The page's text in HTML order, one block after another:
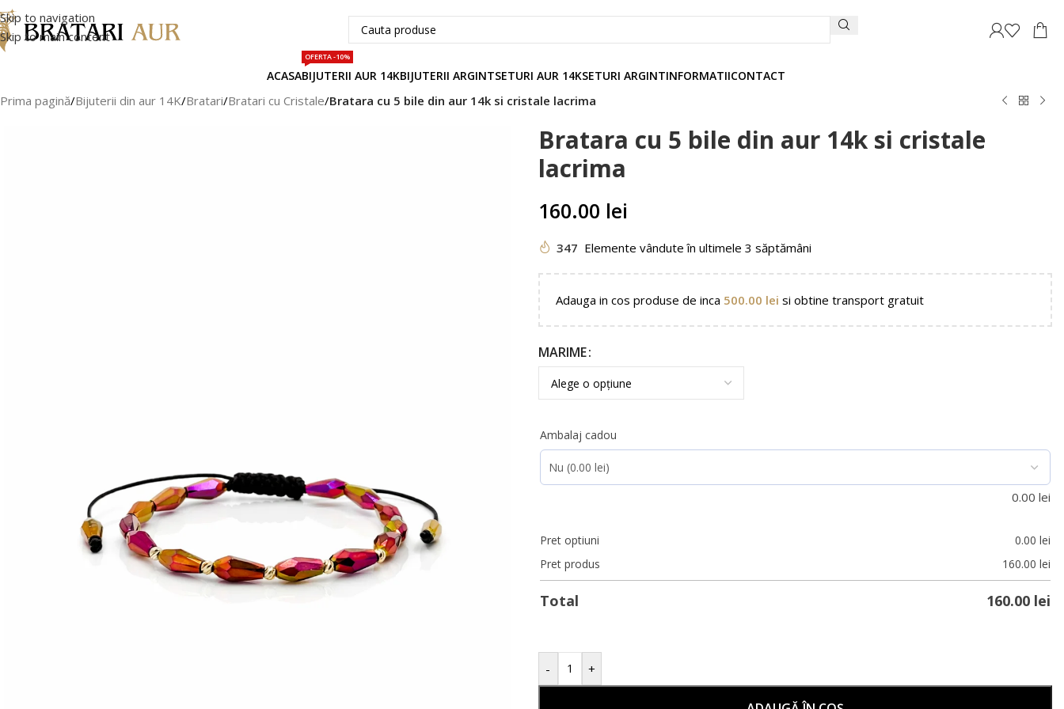
Skip to navigation
Skip to main content
ACASABIJUTERII AUR 14K
OFERTA -10%
BIJUTERII ARGINTSETURI AUR 14KSETURI ARGINTINFORMATIICONTACT
Prima pagină/Bijuterii din aur 14K/Bratari/Bratari cu Cristale/Bratara cu 5 bile din aur 14k si cristale lacrima
Bratara cu 5 bile din aur 14k si cristale
lacrima
160.00 lei
347 Elemente vândute în ultimele 3 săptămâni
Adauga in cos produse de inca 500.00 lei si obtine transport gratuit
MARIME
Ambalaj cadou
0.00 lei
Pret optiuni 0.00 lei
Pret produs
160.00 lei
Total 160.00 lei
- +